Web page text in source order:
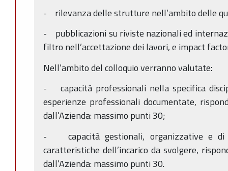
- rilevanza delle strutture nell’ambito delle
- pubblicazioni su riviste nazionali ed
filtro nell’accettazione dei lavori, e impact
Nell’ambito del colloquio verranno valutate:
- capacità professionali nella specifica
esperienze professionali documentate,
dall’Azienda: massimo punti 30;
- capacità gestionali, organizzative e di
caratteristiche dell’incarico da svolgere,
dall’Azienda: massimo punti 30.